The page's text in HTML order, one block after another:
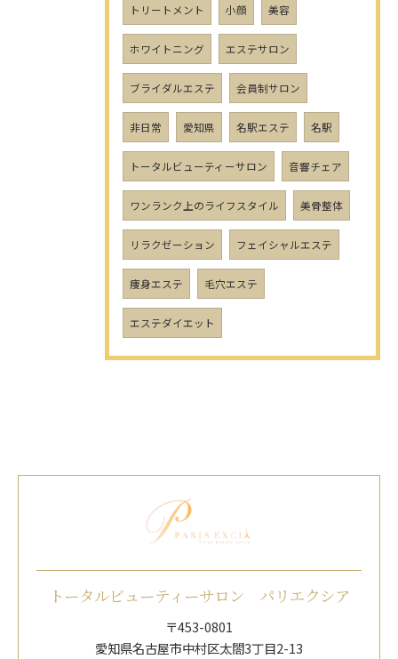
トリートメント 小顔 美容
ホワイトニング エステサロン
ブライダルエステ 会員制サロン
非日常 愛知県 名駅エステ 名駅
トータルビューティーサロン 音響チェア
ワンランク上のライフスタイル 美骨整体
リラクゼーション フェイシャルエステ
痩身エステ 毛穴エステ
エステダイエット
トータルビューティーサロン パリエクシア
〒453-0801
愛知県名古屋市中村区太閤3丁目2-13